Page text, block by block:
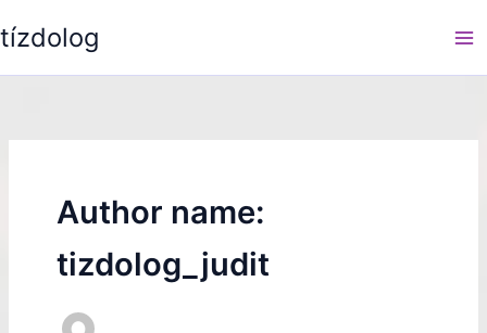
to
tízdolog
Author name:
tizdolog_judit